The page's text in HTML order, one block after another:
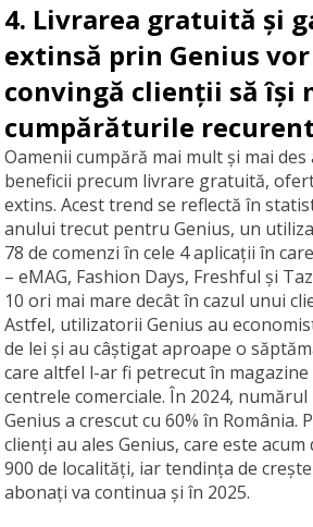
4. Livrarea gratuită și
extinsă prin Genius
convingă clienții să își
cumpărăturile
Oamenii cumpără mai mult și mai des
beneficii precum livrare gratuită,
extins. Acest trend se reflectă în
anului trecut pentru Genius, un
78 de comenzi în cele 4 aplicații în
– eMAG, Fashion Days, Freshful și
10 ori mai mare decât în cazul unui
Astfel, utilizatorii Genius au
de lei și au câștigat aproape o
care altfel l-ar fi petrecut în
centrele comerciale. În 2024,
Genius a crescut cu 60% în România.
clienți au ales Genius, care este
900 de localități, iar tendința de
abonați va continua și în 2025.